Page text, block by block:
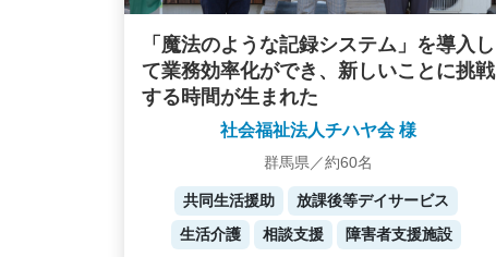
「魔法のような記録システム」を導入し
て業務効率化ができ、新しいことに挑戦
する時間が生まれた
社会福祉法人チハヤ会 様
群馬県／約60名
共同生活援助
放課後等デイサービス
生活介護
相談支援 障害者支援施設